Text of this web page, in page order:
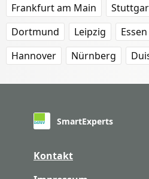
Frankfurt am Main
Dortmund
Leipzig Essen
Hannover
Nürnberg
SmartExperts
Kontakt